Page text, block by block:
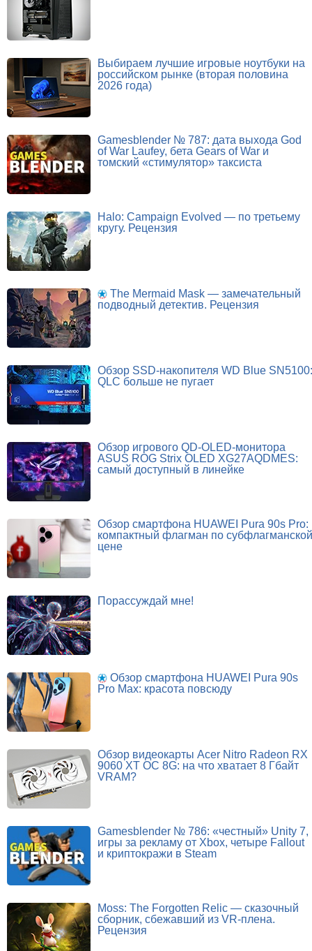
Выбираем лучшие игровые ноутбуки на
российском рынке (вторая половина
2026 года)
Gamesblender № 787: дата выхода God
of War Laufey, бета Gears of War и
томский «стимулятор» таксиста
Halo: Campaign Evolved — по третьему
кругу. Рецензия
The Mermaid Mask — замечательный
подводный детектив. Рецензия
Обзор SSD-накопителя WD Blue SN5100:
QLC больше не пугает
Обзор игрового QD-OLED-монитора
ASUS ROG Strix OLED XG27AQDMES:
самый доступный в линейке
Обзор смартфона HUAWEI Pura 90s Pro:
компактный флагман по субфлагманской
цене
Порассуждай мне!
Обзор смартфона HUAWEI Pura 90s
Pro Max: красота повсюду
Обзор видеокарты Acer Nitro Radeon RX
9060 XT OC 8G: на что хватает 8 Гбайт
VRAM?
Gamesblender № 786: «честный» Unity 7,
игры за рекламу от Xbox, четыре Fallout
и криптокражи в Steam
Moss: The Forgotten Relic — сказочный
сборник, сбежавший из VR-плена.
Рецензия